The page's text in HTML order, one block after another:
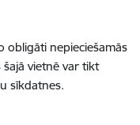
obligāti nepieciešamās
vietnē var tikt
sīkdatnes.